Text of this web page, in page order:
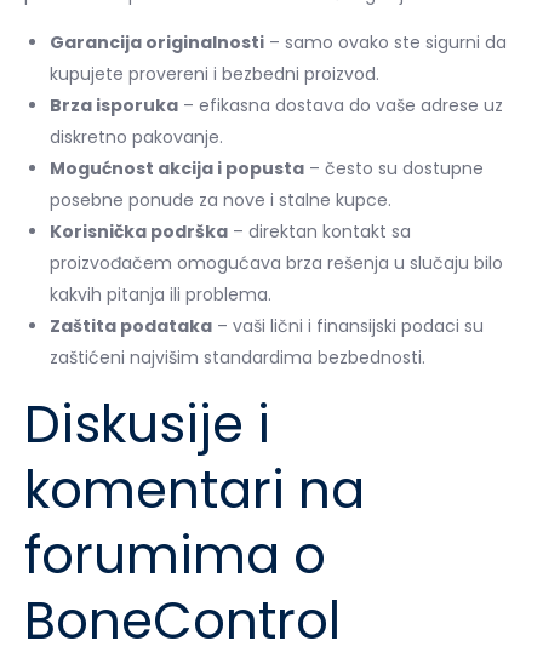
Garancija originalnosti – samo ovako ste sigurni da
kupujete provereni i bezbedni proizvod.
Brza isporuka – efikasna dostava do vaše adrese uz
diskretno pakovanje.
Mogućnost akcija i popusta – često su dostupne
posebne ponude za nove i stalne kupce.
Korisnička podrška – direktan kontakt sa
proizvođačem omogućava brza rešenja u slučaju bilo
kakvih pitanja ili problema.
Zaštita podataka – vaši lični i finansijski podaci su
zaštićeni najvišim standardima bezbednosti.
Diskusije i
komentari na
forumima o
BoneControl